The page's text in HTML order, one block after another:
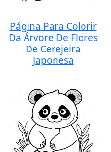
Página Para Colorir
Da Árvore De Flores
De Cerejeira
Japonesa